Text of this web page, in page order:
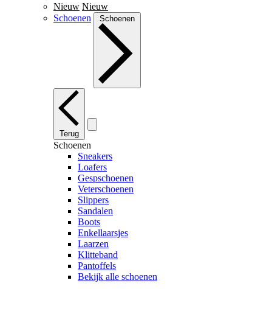
Nieuw Nieuw
Schoenen
Schoenen
Terug
Schoenen
Sneakers
Loafers
Gespschoenen
Veterschoenen
Slippers
Sandalen
Boots
Enkellaarsjes
Laarzen
Klitteband
Pantoffels
Bekijk alle schoenen